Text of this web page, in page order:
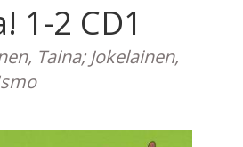
1-2 CD1
Taina; Jokelainen,